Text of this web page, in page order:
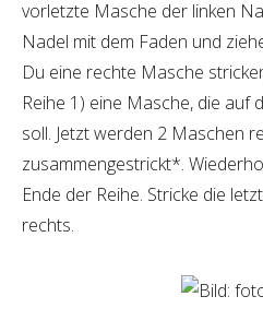
vorletzte Masche der linken
Nadel mit dem Faden und
Du eine rechte Masche
Reihe 1) eine Masche, die auf
soll. Jetzt werden 2 Maschen
zusammengestrickt*.
Ende der Reihe. Stricke die
rechts.